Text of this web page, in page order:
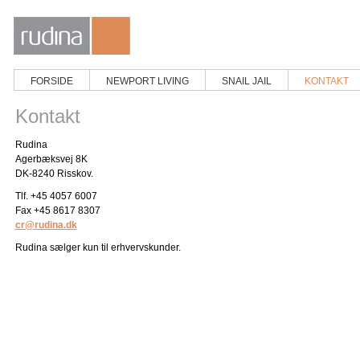
FORSIDE NEWPORT LIVING SNAIL JAIL KONTAKT
Kontakt
Rudina
Agerbæksvej 8K
DK-8240 Risskov.
Tlf. +45 4057 6007
Fax +45 8617 8307
cr@rudina.dk
Rudina sælger kun til erhvervskunder.